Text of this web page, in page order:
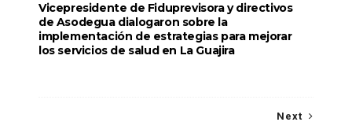
Vicepresidente de Fiduprevisora y directivos
de Asodegua dialogaron sobre la
implementación de estrategias para mejorar
los servicios de salud en La Guajira
Next